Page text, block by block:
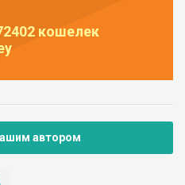
кошелек
автором